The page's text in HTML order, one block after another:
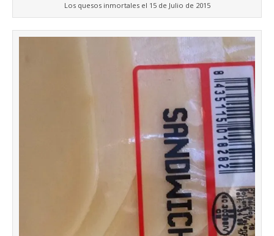
Los quesos inmortales el 15 de Julio de 2015